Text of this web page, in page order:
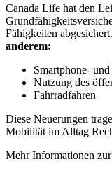
Canada Life hat den
Fähigkeiten abgesichert.
anderem:
Smartphone-
Nutzung des
Fahrradfahren
Diese Neuerungen
Mobilität im Alltag
Mehr Informationen zur